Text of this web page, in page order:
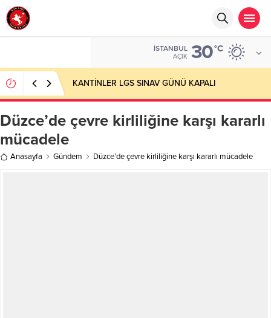
İSTANBUL
AÇIK 30°C
KANTİNLER LGS SINAV GÜNÜ KAPALI
Düzce’de çevre kirliliğine karşı kararlı
mücadele
Anasayfa Gündem Düzce’de çevre kirliliğine karşı kararlı mücadele